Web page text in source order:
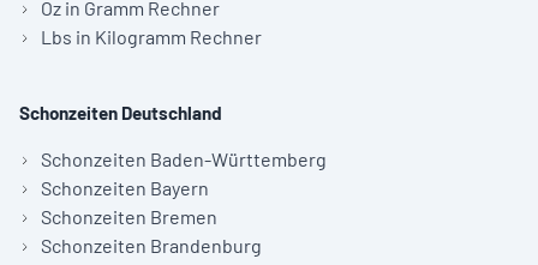
Oz in Gramm Rechner
Lbs in Kilogramm Rechner
Schonzeiten Deutschland
Schonzeiten Baden-Württemberg
Schonzeiten Bayern
Schonzeiten Bremen
Schonzeiten Brandenburg